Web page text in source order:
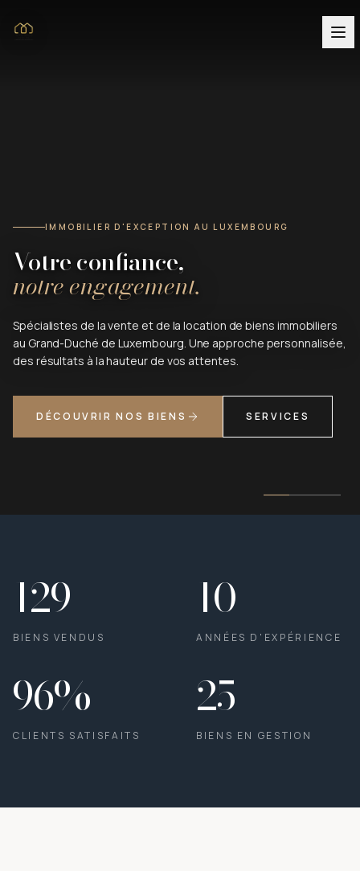
IMMOBILIER D'EXCEPTION AU LUXEMBOURG
Votre confiance,
notre engagement.
Spécialistes de la vente et de la location de biens immobiliers
au Grand-Duché de Luxembourg. Une approche personnalisée,
des résultats à la hauteur de vos attentes.
DÉCOUVRIR NOS BIENS SERVICES
129
BIENS VENDUS
10
ANNÉES D'EXPÉRIENCE
96%
CLIENTS SATISFAITS
25
BIENS EN GESTION